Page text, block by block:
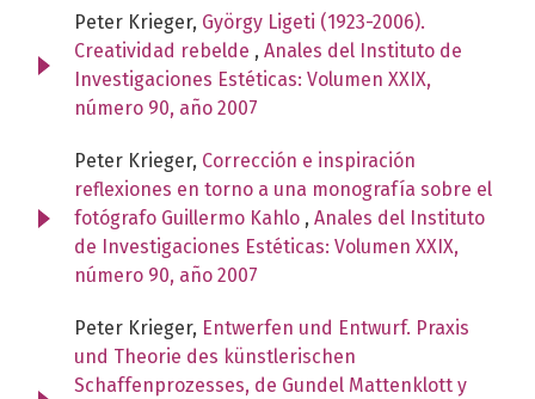
Peter Krieger, György Ligeti (1923-2006).
Creatividad rebelde , Anales del Instituto de
Investigaciones Estéticas: Volumen XXIX,
número 90, año 2007
Peter Krieger, Corrección e inspiración
reflexiones en torno a una monografía sobre el
fotógrafo Guillermo Kahlo , Anales del Instituto
de Investigaciones Estéticas: Volumen XXIX,
número 90, año 2007
Peter Krieger, Entwerfen und Entwurf. Praxis
und Theorie des künstlerischen
Schaffenprozesses, de Gundel Mattenklott y